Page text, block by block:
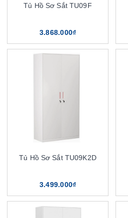
Tủ Hồ Sơ Sắt TU09F
3.868.000₫
Tủ Hồ Sơ Sắt TU09K2D
3.499.000₫